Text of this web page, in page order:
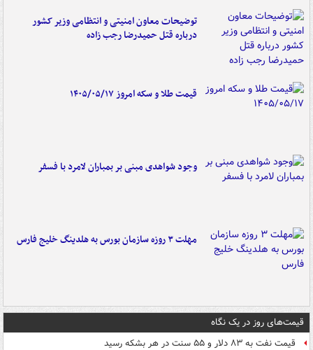
توضیحات معاون امنیتی و انتظامی وزیر کشور
درباره قتل حمیدرضا رجب زاده
قیمت طلا و سکه امروز ۱۴۰۵/۰۵/۱۷
وجود شواهدی مبنی بر بمباران لامرد با فسفر
مهلت ۳ روزه سازمان بورس به هلدینگ خلیج فارس
قیمت‌های روز در یک نگاه
قیمت نفت به ۸۳ دلار و ۵۵ سنت در هر بشکه رسید